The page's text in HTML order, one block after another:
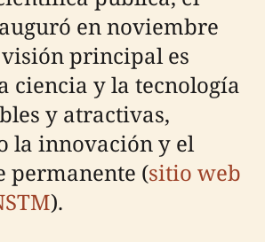
en noviembre
visión principal es
ciencia y la tecnología
y atractivas,
la innovación y el
permanente (sitio web
).